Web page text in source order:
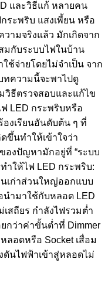
และวิธีแก้ หลายคน
ระพริบ แสงเพี้ยน หรือ
ามจริงแล้ว มักเกิดจาก
มกับระบบไฟในบ้าน
ช้จ่ายโดยไม่จำเป็น จาก
ทความนี้จะพาไปดู
ธีตรวจสอบและแก้ไข
LED กระพริบหรือ
งเรียนอันดับต้น ๆ ที่
ขึ้นทำให้เข้าใจว่า
องปัญหามักอยู่ที่ “ระบบ
ำให้ไฟ LED กระพริบ:
นเก่าส่วนใหญ่ออกแบบ
นำมาใช้กับหลอด LED
สถียร กำลังไฟรวมต่ำ
กว่าค่าขั้นต่ำที่ Dimmer
ลอดหรือ Socket เสื่อม
นไฟฟ้าเข้าสู่หลอดไม่